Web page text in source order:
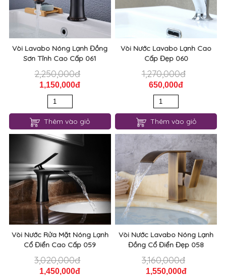
Thêm vào giỏ Thêm vào giỏ
Vòi Lavabo Nóng Lạnh Đồng
Sơn Tĩnh Cao Cấp 061
2,250,000đ
1,150,000đ
Thêm vào giỏ
Vòi Nước Lavabo Lạnh Cao
Cấp Đẹp 060
1,270,000đ
650,000đ
Thêm vào giỏ